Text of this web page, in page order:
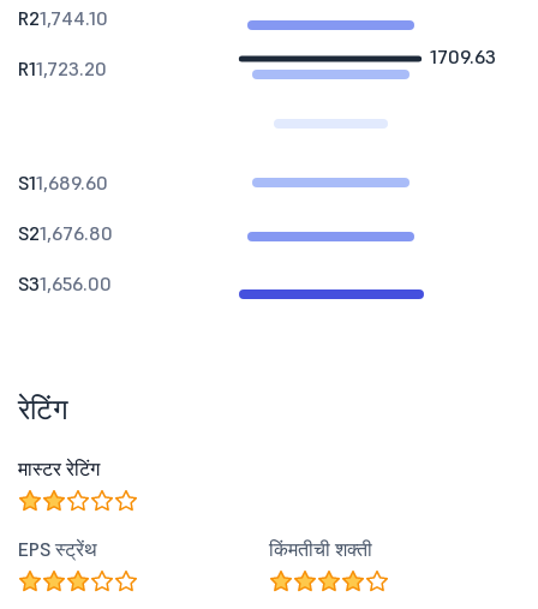
1709.63
R21,744.10
R11,723.20
S11,689.60
S21,676.80
S31,656.00
रेटिंग
मास्टर रेटिंग
EPS स्ट्रेंथ किंमतीची शक्ती